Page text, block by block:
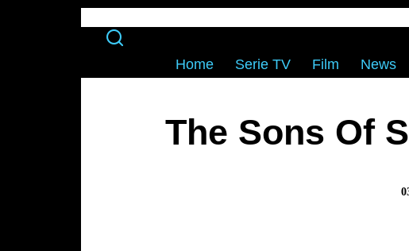
Home Serie TV Film News
The Sons Of